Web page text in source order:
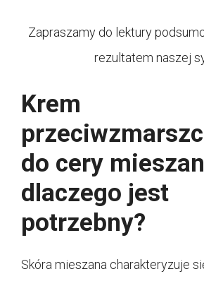
Zapraszamy do lektury
rezultatem naszej
Krem
do cery
dlaczego jest
potrzebny?
Skóra mieszana charakteryzuje